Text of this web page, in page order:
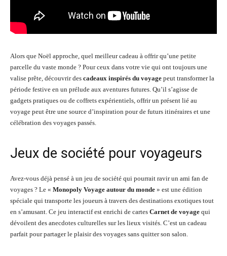
Alors que Noël approche, quel meilleur cadeau à offrir qu’une petite
parcelle du vaste monde ? Pour ceux dans votre vie qui ont toujours une
valise prête, découvrir des cadeaux inspirés du voyage peut transformer la
période festive en un prélude aux aventures futures. Qu’il s’agisse de
gadgets pratiques ou de coffrets expérientiels, offrir un présent lié au
voyage peut être une source d’inspiration pour de futurs itinéraires et une
célébration des voyages passés.
Jeux de société pour voyageurs
Avez-vous déjà pensé à un jeu de société qui pourrait ravir un ami fan de
voyages ? Le « Monopoly Voyage autour du monde » est une édition
spéciale qui transporte les joueurs à travers des destinations exotiques tout
en s’amusant. Ce jeu interactif est enrichi de cartes Carnet de voyage qui
dévoilent des anecdotes culturelles sur les lieux visités. C’est un cadeau
parfait pour partager le plaisir des voyages sans quitter son salon.